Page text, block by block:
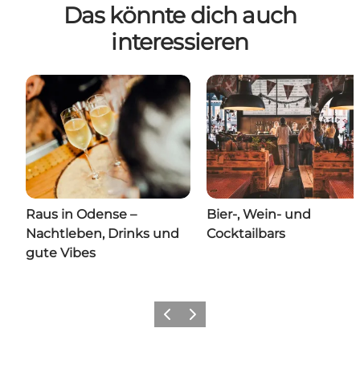
Das könnte dich auch
interessieren
Raus in Odense –
Nachtleben, Drinks und
gute Vibes
Bier-, Wein- und
Cocktailbars
ZurückWeiter